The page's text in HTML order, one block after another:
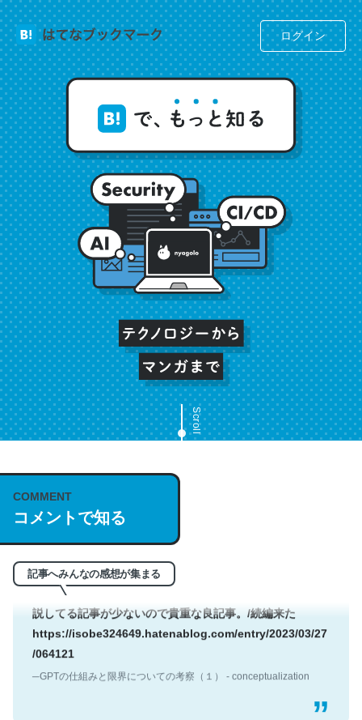
ログイン
Scroll
COMMENT
コメントで知る
記事へみんなの感想が集まる
─今のこの状況が信じられるかい？ by ラーズ・ヌートバー
翻訳文体なせいかわからないけど、なぜかポールオースタ
ーの短編を読んだような気持ちになった
─今のこの状況が信じられるかい？ by ラーズ・ヌートバー
彼もまた「努力できる才能」があるんだなあ
─今のこの状況が信じられるかい？ by ラーズ・ヌートバー
トークンについて解説していて素晴らしい。ほぼ公式のド
キュメントにも書いてあることだけど、英語だと読んでな
い人多いよね。この手の記事に珍しく、非常に正しくてわ
─GPTの仕組みと限界についての考察（１） - conceptualization
何気にChatGPTの仕組み、特に「トークン」について解
説してる記事が少ないので貴重な良記事。/続編来た
─GPTの仕組みと限界についての考察（１） - conceptualization